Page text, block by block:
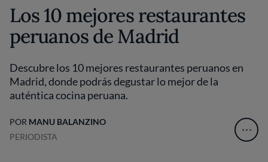
Los 10 mejores restaurantes
peruanos de Madrid
Descubre los 10 mejores restaurantes peruanos en
Madrid, donde podrás degustar lo mejor de la
auténtica cocina peruana.
POR MANU BALANZINO
PERIODISTA